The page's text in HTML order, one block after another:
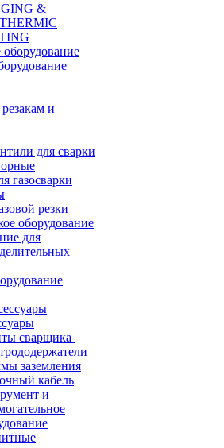
&
и
для сварки
газосварки
резки
оборудование
для
сварщика
заземления
кабель
и